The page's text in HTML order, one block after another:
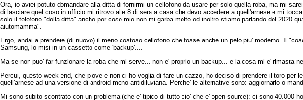
Ora, io avrei potuto domandare alla ditta di fornirmi un cellofono da usare per solo quella roba, ma mi
di lasciare quel coso in ufficio mi ritrovo alle 8 di sera a casa che devo accedere a quell'arnese e mi
solo il telefono "della ditta" anche per cose mie non mi garba molto ed inoltre stiamo parlando del 2020
aiutomamma".
Ergo, andai a prendere (di nuovo) il meno costoso cellofono che fosse anche un pelo piu' moderno. Il
Samsung, lo misi in un cassetto come 'backup'....
Ma se non puo' far funzionare la roba che mi serve... non e' proprio un backup... e la cosa mi e' rimasta
Percui, questo week-end, che piove e non ci ho voglia di fare un cazzo, ho deciso di prendere il toro per
quell'arnese ad una versione di android meno antidiluviana. Perche' le alternative sono: aggiornarlo o
Mi sono subito scontrato con un problema (che e' tipico di tutto cio' che e' open-source): ci sono 40.000